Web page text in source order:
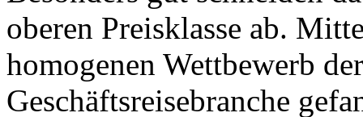
oberen Preisklasse ab.
homogenen Wettbewerb
Geschäftsreisebranche